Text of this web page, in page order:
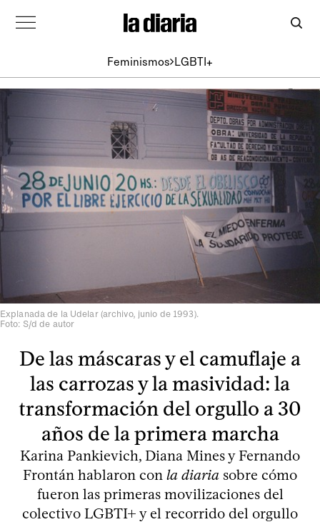
Feminismos LGBTI+
Explanada de la Udelar (archivo, junio de 1993).
Foto: S/d de autor
De las máscaras y el camuflaje a
las carrozas y la masividad: la
transformación del orgullo a 30
años de la primera marcha
Karina Pankievich, Diana Mines y Fernando
Frontán hablaron con la diaria sobre cómo
fueron las primeras movilizaciones del
colectivo LGBTI+ y el recorrido del orgullo